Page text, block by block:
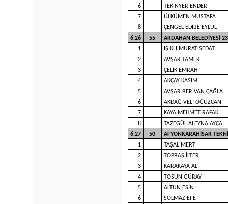
6
TEKİNYER ENDER
7
ÜLKÜMEN MUSTAFA
8
ÇENGEL EDİBE EYLÜL
6.26
55
ARDAHAN BELEDİYESİ
1
IŞIKLI MURAT SEDAT
2
AVŞAR TAMER
3
ÇELİK EMRAH
4
AKÇAY KASIM
5
AVŞAR BERİVAN ÇAĞLA
6
AKDAĞ VELİ OĞUZCAN
7
KAYA MEHMET RAFAK
8
TAZEGÜL ALEYNA AYÇA
6.27
50
AFYONKARAHİSAR
1
TAŞAL MERT
2
TOPBAŞ İLTER
3
KARAKAYA ALİ
4
TOSUN GÜRAY
5
ALTUN ESİN
6
SOLMAZ EFE